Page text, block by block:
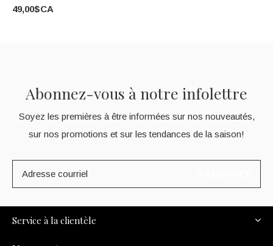
49,00$CA
Abonnez-vous à notre infolettre
Soyez les premières à être informées sur nos nouveautés,
sur nos promotions et sur les tendances de la saison!
Service à la clientèle